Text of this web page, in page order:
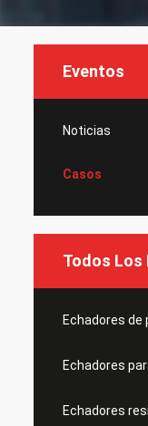
Eventos
Noticias
Casos
Todos
Echadores
Echadores
Echadores